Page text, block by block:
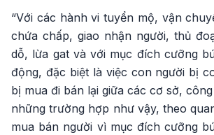
“Với các hành vi tuyển mộ, vận
chứa chấp, giao nhận người, thủ
dỗ, lừa gat và với mục đích cưỡng
động, đặc biệt là việc con người bị
bị mua đi bán lại giữa các cơ sở,
những trường hợp như vậy, theo
mua bán người vì mục đích cưỡng